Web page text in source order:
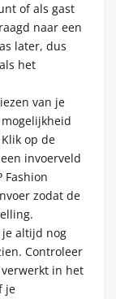
of als gast
naar een
later, dus
het
van je
op de
invoerveld
Fashion
zodat de
altijd nog
Controleer
in het
je